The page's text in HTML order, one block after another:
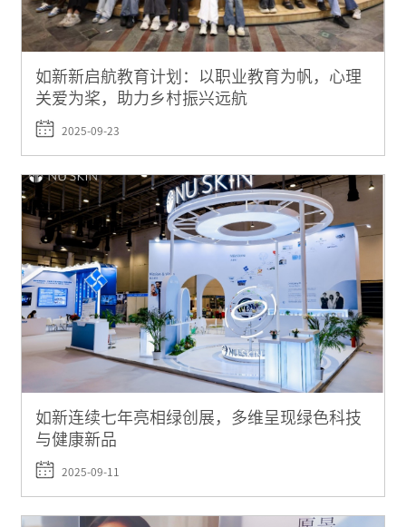
如新新启航教育计划：以职业教育为帆，心理
关爱为桨，助力乡村振兴远航
2025-09-23
如新连续七年亮相绿创展，多维呈现绿色科技
与健康新品
2025-09-11